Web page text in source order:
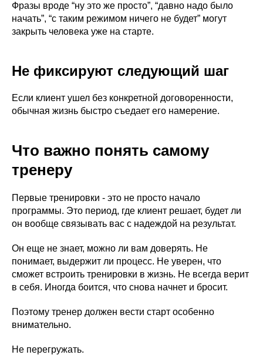
Фразы вроде “ну это же просто”, “давно надо было
начать”, “с таким режимом ничего не будет” могут
закрыть человека уже на старте.
Не фиксируют следующий шаг
Если клиент ушел без конкретной договоренности,
обычная жизнь быстро съедает его намерение.
Что важно понять самому
тренеру
Первые тренировки - это не просто начало
программы. Это период, где клиент решает, будет ли
он вообще связывать вас с надеждой на результат.
Он еще не знает, можно ли вам доверять. Не
понимает, выдержит ли процесс. Не уверен, что
сможет встроить тренировки в жизнь. Не всегда верит
в себя. Иногда боится, что снова начнет и бросит.
Поэтому тренер должен вести старт особенно
внимательно.
Не перегружать.
Наши флагманские
программы